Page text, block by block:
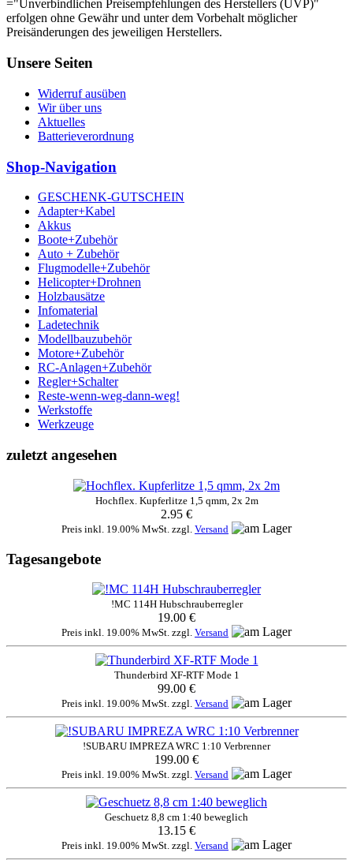
="Unverbindlichen Preisempfehlungen des Herstellers (UVP)"
erfolgen ohne Gewähr und unter dem Vorbehalt möglicher
Preisänderungen des jeweiligen Herstellers.
Unsere Seiten
Widerruf ausüben
Wir über uns
Aktuelles
Batterieverordnung
Shop-Navigation
GESCHENK-GUTSCHEIN
Adapter+Kabel
Akkus
Boote+Zubehör
Auto + Zubehör
Flugmodelle+Zubehör
Helicopter+Drohnen
Holzbausätze
Infomaterial
Ladetechnik
Modellbauzubehör
Motore+Zubehör
RC-Anlagen+Zubehör
Regler+Schalter
Reste-wenn-weg-dann-weg!
Werkstoffe
Werkzeuge
zuletzt angesehen
Hochflex. Kupferlitze 1,5 qmm, 2x 2m
2.95 €
Preis inkl. 19.00% MwSt. zzgl. Versand
Tagesangebote
!MC 114H Hubschrauberregler
19.00 €
Preis inkl. 19.00% MwSt. zzgl. Versand
Thunderbird XF-RTF Mode 1
99.00 €
Preis inkl. 19.00% MwSt. zzgl. Versand
!SUBARU IMPREZA WRC 1:10 Verbrenner
199.00 €
Preis inkl. 19.00% MwSt. zzgl. Versand
Geschuetz 8,8 cm 1:40 beweglich
13.15 €
Preis inkl. 19.00% MwSt. zzgl. Versand